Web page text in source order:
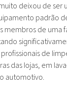
deixou de ser
padrão
membros de uma
de
das lojas, em
automotivo.